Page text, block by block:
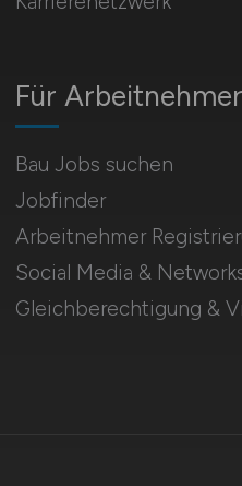
Für Arbeitnehmer
Bau Jobs suchen
Jobfinder
Arbeitnehmer
Social Media &
Gleichberechtigung &